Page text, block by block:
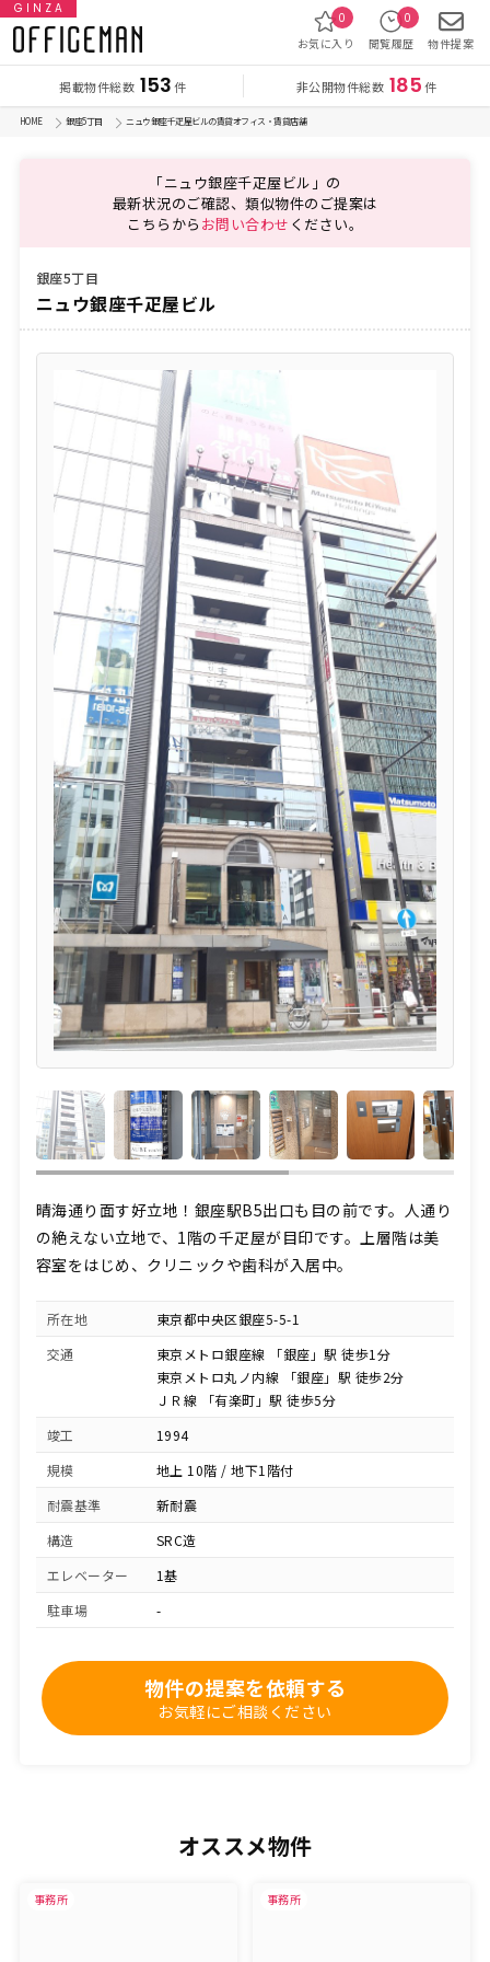
GINZA
掲載物件総数 153件 非公開物件総数 185件
お気に入り
0
閲覧履歴
0
物件提案
HOME 銀座5丁目 ニュウ銀座千疋屋ビルの賃貸オフィス・賃貸店舗
「ニュウ銀座千疋屋ビル」の
最新状況のご確認、類似物件のご提案は
こちらから お問い合わせ ください。
銀座5丁目
ニュウ銀座千疋屋ビル
晴海通り面す好立地！銀座駅B5出口も目の前です。人通り
の絶えない立地で、1階の千疋屋が目印です。上層階は美
容室をはじめ、クリニックや歯科が入居中。
所在地
東京都中央区銀座5-5-1
交通
東京メトロ銀座線 「銀座」駅 徒歩1分
東京メトロ丸ノ内線 「銀座」駅 徒歩2分
ＪＲ線 「有楽町」駅 徒歩5分
竣工
1994
規模
地上 10階 / 地下1階付
耐震基準
新耐震
構造
SRC造
エレベーター
1基
駐車場
-
物件の提案を依頼する
お気軽にご相談ください
オススメ物件
事務所 事務所